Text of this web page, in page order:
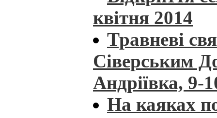
квітня 2014
Травневі
Сіверським
Андріївка, 9-
На каяках